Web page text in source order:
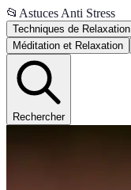
📂 Astuces Anti Stress
Techniques de Relaxation
Méditation et Relaxation
Rechercher